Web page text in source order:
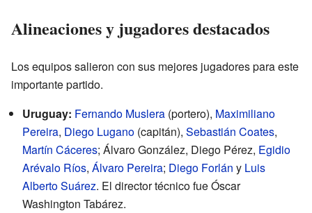
Alineaciones y jugadores destacados
Los equipos salieron con sus mejores jugadores para este
importante partido.
Uruguay: Fernando Muslera (portero), Maximiliano
Pereira, Diego Lugano (capitán), Sebastián Coates,
Martín Cáceres; Álvaro González, Diego Pérez, Egidio
Arévalo Ríos, Álvaro Pereira; Diego Forlán y Luis
Alberto Suárez. El director técnico fue Óscar
Washington Tabárez.